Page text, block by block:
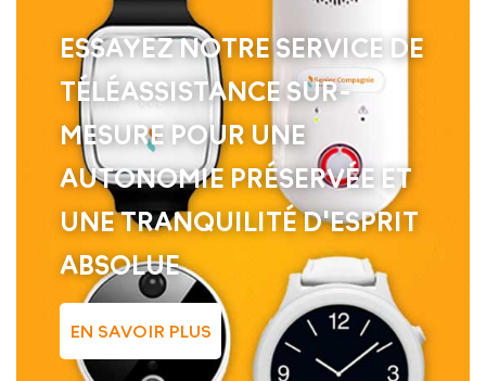
ESSAYEZ NOTRE SERVICE DE
TÉLÉASSISTANCE SUR-
MESURE POUR UNE
AUTONOMIE PRÉSERVÉE ET
UNE TRANQUILITÉ D'ESPRIT
ABSOLUE
EN SAVOIR PLUS